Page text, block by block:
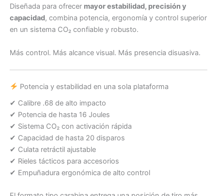
Diseñada para ofrecer mayor estabilidad, precisión y
capacidad, combina potencia, ergonomía y control superior
en un sistema CO₂ confiable y robusto.
Más control. Más alcance visual. Más presencia disuasiva.
Potencia y estabilidad en una sola plataforma
✔ Calibre .68 de alto impacto
✔ Potencia de hasta 16 Joules
✔ Sistema CO₂ con activación rápida
✔ Capacidad de hasta 20 disparos
✔ Culata retráctil ajustable
✔ Rieles tácticos para accesorios
✔ Empuñadura ergonómica de alto control